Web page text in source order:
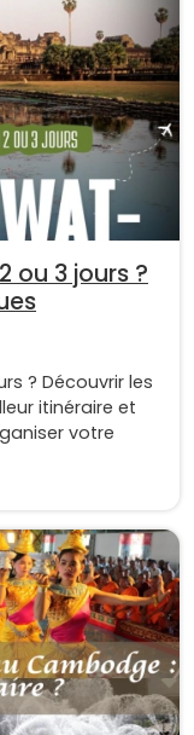
ou 3 jours ?
? Découvrir les
itinéraire et
votre